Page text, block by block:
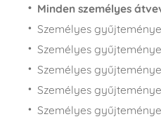
Minden személyes
Személyes
Személyes
Személyes
Személyes
Személyes